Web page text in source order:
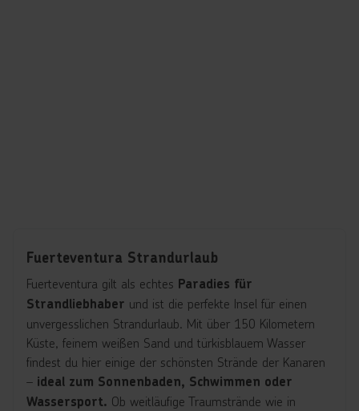
Fuerteventura Strandurlaub
Fuerteventura gilt als echtes Paradies für
Strandliebhaber und ist die perfekte Insel für einen
unvergesslichen Strandurlaub. Mit über 150 Kilometern
Küste, feinem weißen Sand und türkisblauem Wasser
findest du hier einige der schönsten Strände der Kanaren
– ideal zum Sonnenbaden, Schwimmen oder
Wassersport. Ob weitläufige Traumstrände wie in